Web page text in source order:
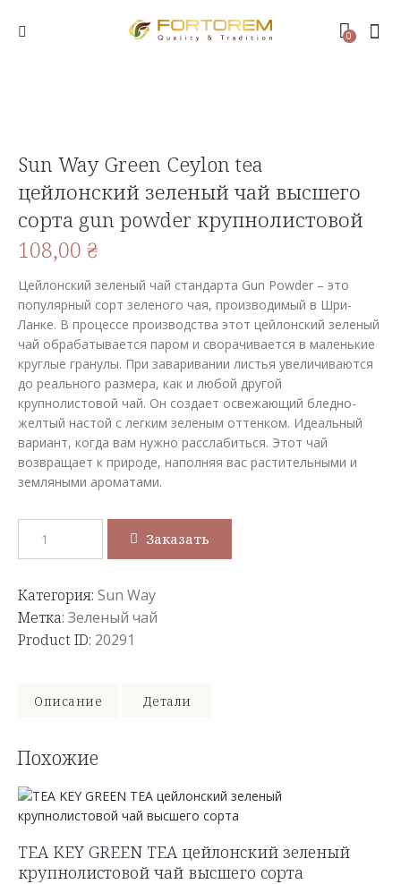
0
Sun Way Green Ceylon tea
цейлонский зеленый чай высшего
сорта gun powder крупнолистовой
108,00 ₴
Цейлонский зеленый чай стандарта Gun Powder – это
популярный сорт зеленого чая, производимый в Шри-
Ланке. В процессе производства этот цейлонский зеленый
чай обрабатывается паром и сворачивается в маленькие
круглые гранулы. При заваривании листья увеличиваются
до реального размера, как и любой другой
крупнолистовой чай. Он создает освежающий бледно-
желтый настой с легким зеленым оттенком. Идеальный
вариант, когда вам нужно расслабиться. Этот чай
возвращает к природе, наполняя вас растительными и
земляными ароматами.
Заказать
Категория: Sun Way
Метка: Зеленый чай
Product ID: 20291
Описание Детали
Похожие
TEA KEY GREEN TEA цейлонский зеленый
крупнолистовой чай высшего сорта